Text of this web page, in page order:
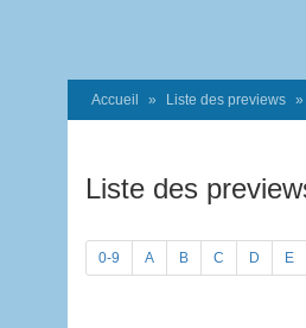
Accueil Liste des previews
Liste des
0-9 A B C D E